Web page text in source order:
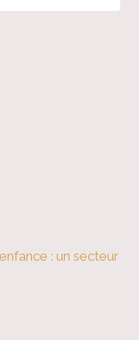
: un secteur